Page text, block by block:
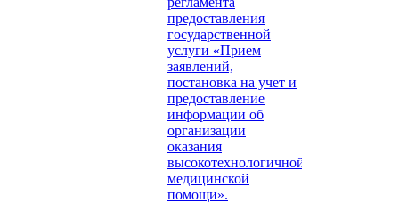
предоставления
государственной
услуги «Прием
заявлений,
постановка на учет и
предоставление
информации об
организации
оказания
высокотехнологичной
медицинской
помощи».